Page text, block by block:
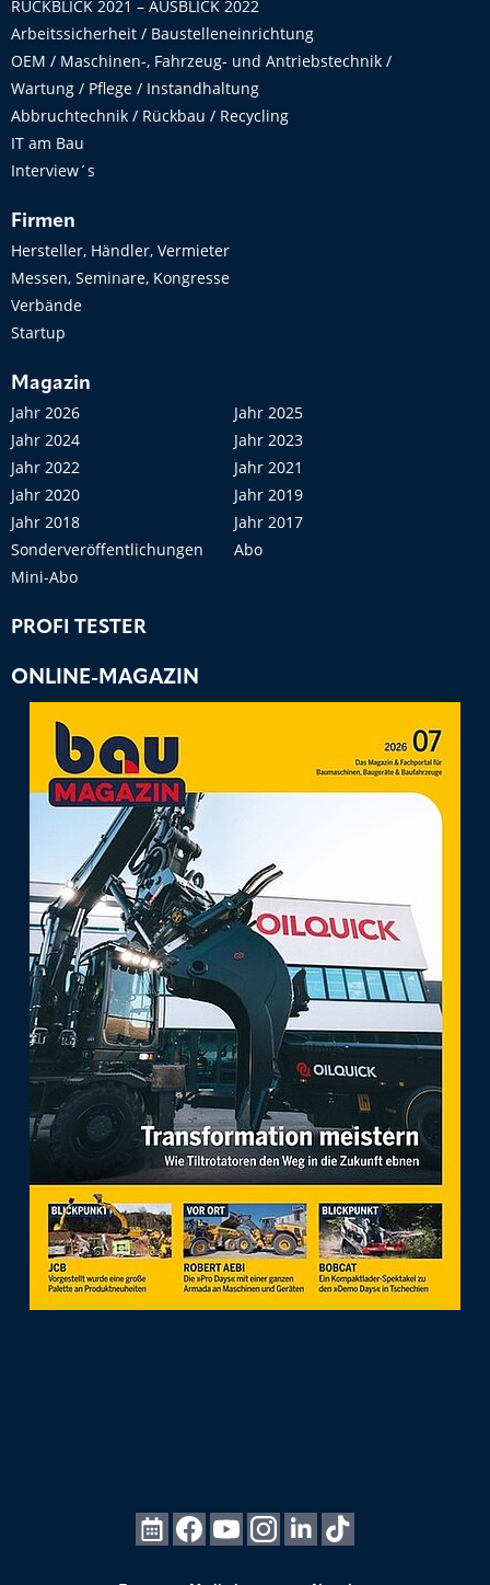
RÜCKBLICK 2021 – AUSBLICK 2022
Arbeitssicherheit / Baustelleneinrichtung
OEM / Maschinen-, Fahrzeug- und Antriebstechnik /
Wartung / Pflege / Instandhaltung
Abbruchtechnik / Rückbau / Recycling
IT am Bau
Interview´s
Firmen
Hersteller, Händler, Vermieter
Messen, Seminare, Kongresse
Verbände
Startup
Magazin
Jahr 2026
Jahr 2025
Jahr 2024
Jahr 2023
Jahr 2022
Jahr 2021
Jahr 2020
Jahr 2019
Jahr 2018
Jahr 2017
Sonderveröffentlichungen
Abo
Mini-Abo
PROFI TESTER
ONLINE-MAGAZIN